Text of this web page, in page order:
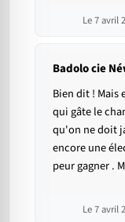
Le 7 avril
Badolo cie
Bien dit ! Mais
qui gâte le
qu'on ne doit
encore une
peur gagner .
Le 7 avril